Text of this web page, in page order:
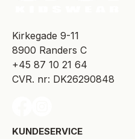
​Kirkegade 9-11
8900 Randers C
+45 87 10 21 64
CVR. nr: DK26290848
KUNDESERVICE​